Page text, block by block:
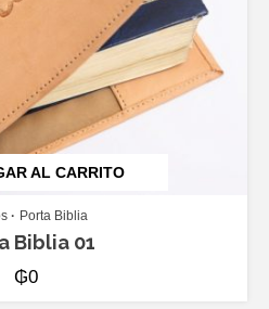
AL CARRITO
Porta Biblia
Biblia 01
₲0